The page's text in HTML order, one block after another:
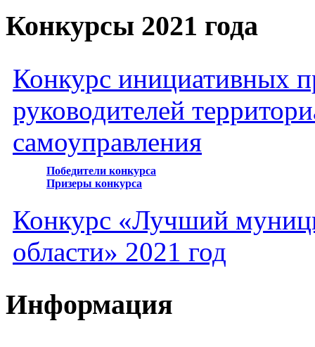
Конкурсы 2021 года
Конкурс инициативных
руководителей
самоуправления
Победители конкурса
Призеры конкурса
Конкурс «Лучший
области» 2021 год
Информация